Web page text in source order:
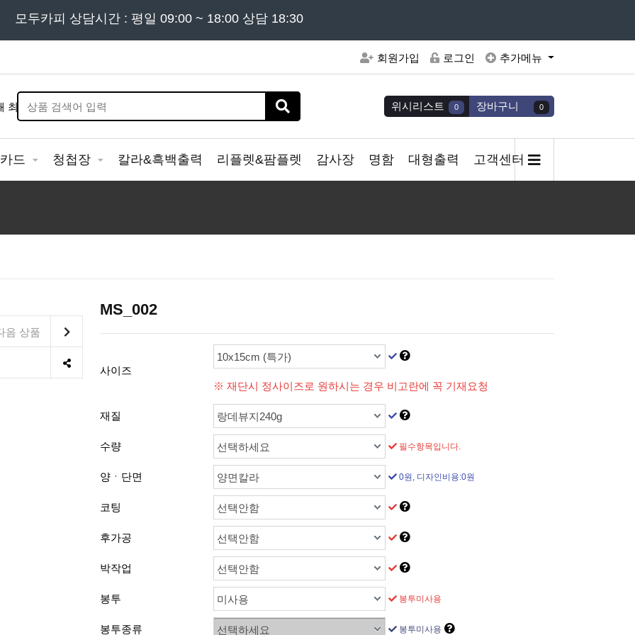
문의는 02) 302 - 7797 및 '견적문의 ' 게시판을 이용해주세요
모두카피 상담시간 : 평일 09:00 ~ 18:00 상담 18:30
회원가입 로그인 추가메뉴
위시리스트 0 장바구니 0
드 청첩장 칼라&흑백출력 리플렛&팜플렛 감사장 명함 대형출력 고객센터
음 상품
MS_002
사이즈
10x15cm (특가)
※ 재단시 정사이즈로 원하시는 경우 비고란에 꼭 기재요청
재질 랑데뷰지240g
수량 선택하세요 필수항목입니다.
양ㆍ단면 양면칼라 0원, 디자인비용:0원
코팅 선택안함
후가공 선택안함
박작업 선택안함
봉투 미사용 봉투미사용
봉투종류 선택하세요 봉투미사용